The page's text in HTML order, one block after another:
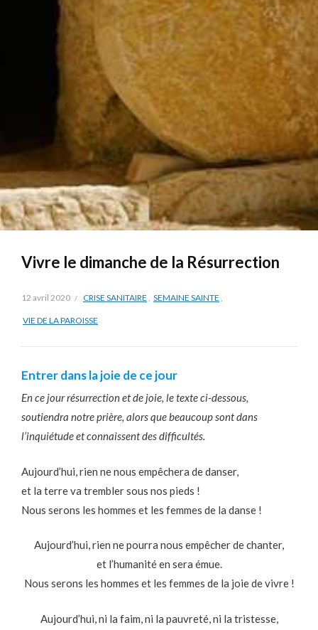
Vivre le dimanche de la Résurrection
12 avril 2020 CRISE SANITAIRE , SEMAINE SAINTE ,
VIE DE LA PAROISSE
Entrer dans la joie de ce jour
En ce jour résurrection et de joie, le texte ci-dessous,
soutiendra notre prière, alors que beaucoup sont dans
l’inquiétude et connaissent des difficultés.
Aujourd’hui, rien ne nous empêchera de danser,
et la terre va trembler sous nos pieds !
Nous serons les hommes et les femmes de la danse !
Aujourd’hui, rien ne pourra nous empêcher de chanter,
et l’humanité en sera émue.
Nous serons les hommes et les femmes de la joie de vivre !
Aujourd’hui, ni la faim, ni la pauvreté, ni la tristesse,